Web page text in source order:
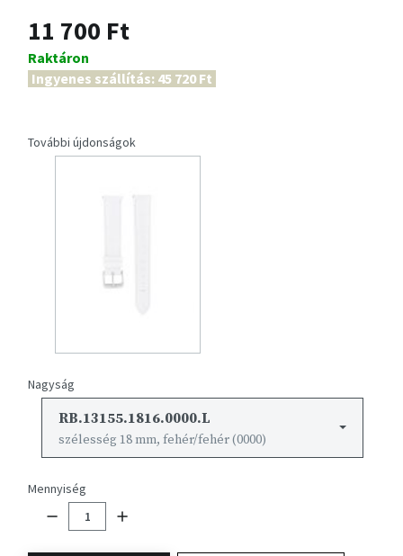
11 700 Ft
Raktáron
Ingyenes szállítás: 45 720 Ft
További újdonságok
Nagyság
RB.13155.1816.0000.L
szélesség 18 mm, fehér/fehér (0000)
Mennyiség